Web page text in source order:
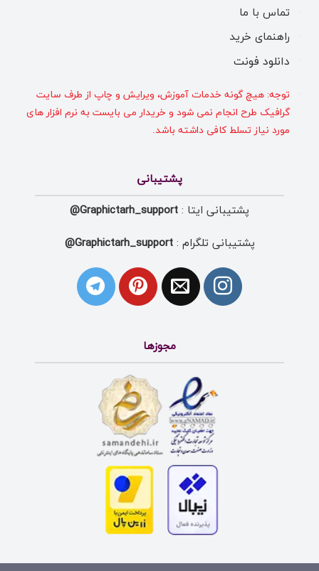
تماس با ما
راهنمای خرید
دانلود فونت
توجه: هیچ گونه خدمات آموزش، ویرایش و چاپ از طرف سایت
گرافیک طرح انجام نمی شود و خریدار می بایست به نرم افزار های
مورد نیاز تسلط کافی داشته باشد.
پشتیبانی
پشتیبانی ایتا : Graphictarh_support@
پشتیبانی تلگرام :Graphictarh_support@
مجوزها